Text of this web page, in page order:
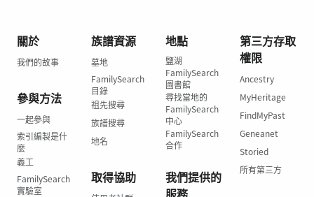
關於
我們的故事
參與方法
一起參與
索引編製是什
麼
義工
FamilySearch
實驗室
族譜資源
墓地
FamilySearch
目錄
祖先搜尋
族譜搜尋
地名
取得協助
地點
鹽湖
FamilySearch
圖書館
尋找當地的
FamilySearch
中心
FamilySearch
合作
我們提供的
服務
第三方存取
權限
Ancestry
MyHeritage
FindMyPast
Geneanet
Storied
所有第三方